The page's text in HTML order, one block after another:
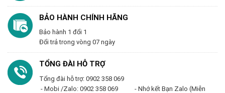
BẢO HÀNH CHÍNH HÃNG
Bảo hành 1 đổi 1
Đổi trả trong vòng 07 ngày
TỔNG ĐÀI HỖ TRỢ
Tổng đài hỗ trợ: 0902 358 069
- Mobi /Zalo: 0902 358 069 - Nhớ kết Bạn Zalo (Miễn